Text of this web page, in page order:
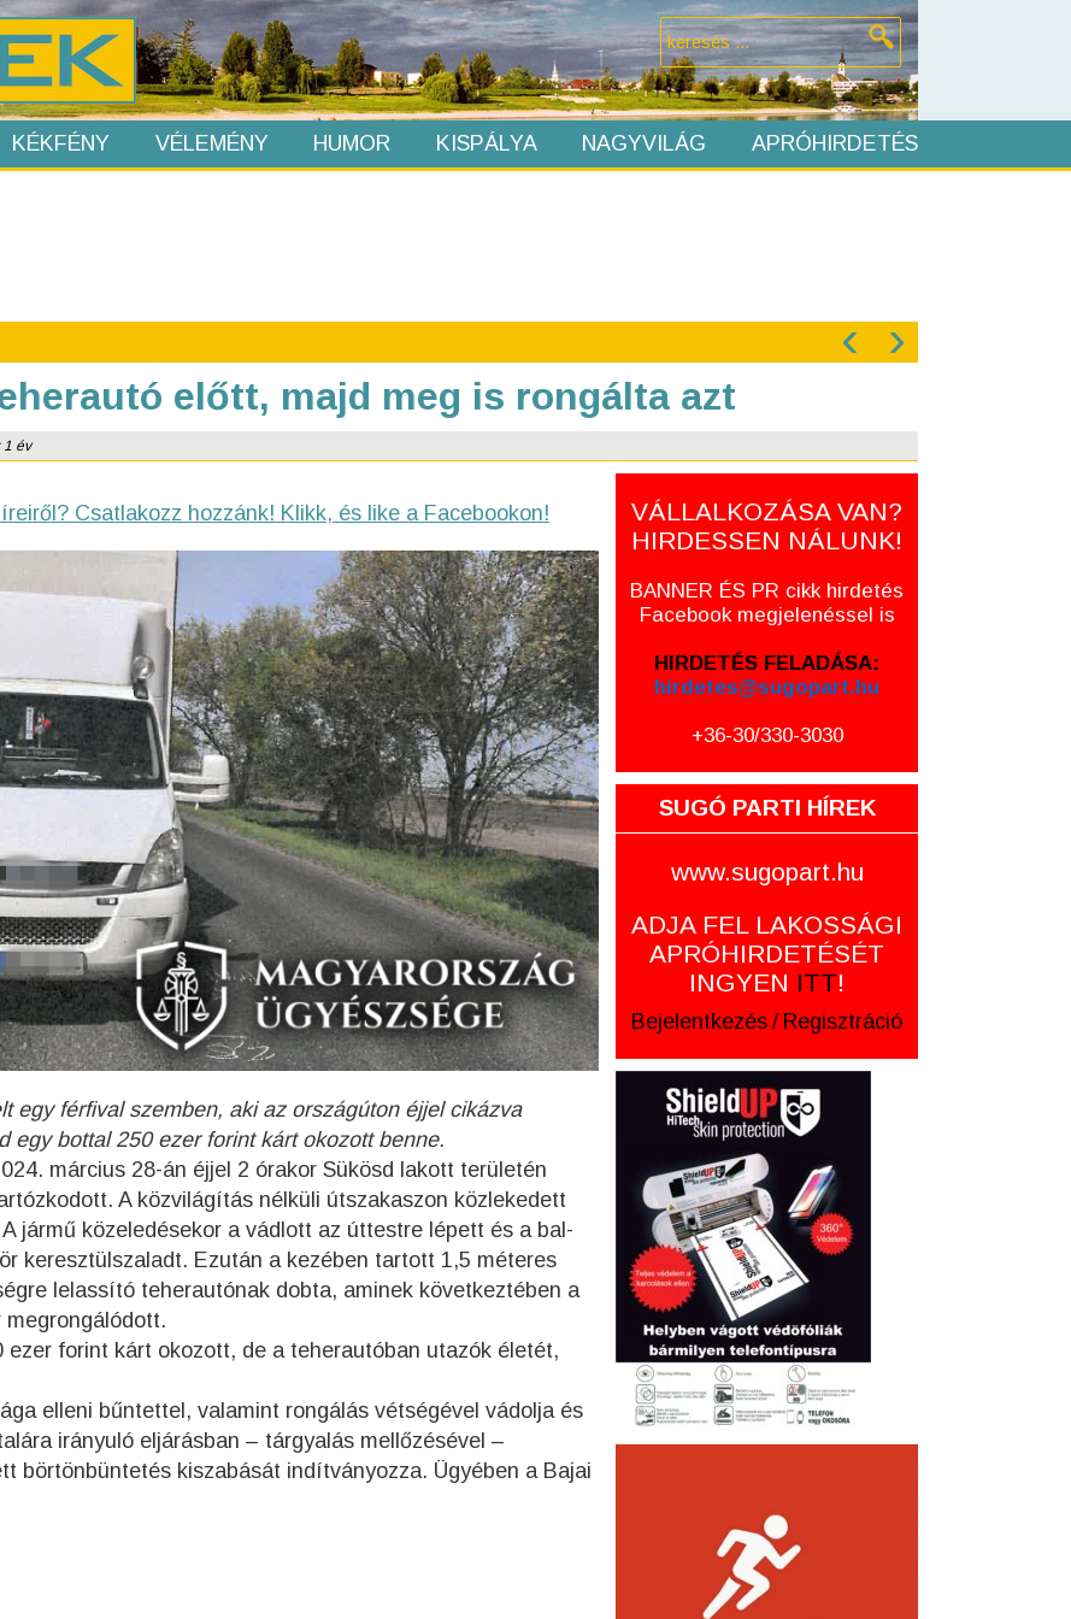
KÉKFÉNY VÉLEMÉNY HUMOR KISPÁLYA NAGYVILÁG APRÓHIRDETÉS
‹ ›
előtt, majd meg is rongálta azt
1 év
Csatlakozz hozzánk! Klikk, és like a Facebookon!
egy férfival szemben, aki az országúton éjjel cikázva
egy bottal 250 ezer forint kárt okozott benne.
március 28-án éjjel 2 órakor Sükösd lakott területén
A közvilágítás nélküli útszakaszon közlekedett
jármű közeledésekor a vádlott az úttestre lépett és a bal-
keresztülszaladt. Ezután a kezében tartott 1,5 méteres
lelassító teherautónak dobta, aminek következtében a
megrongálódott.
forint kárt okozott, de a teherautóban utazók életét,
elleni bűntettel, valamint rongálás vétségével vádolja és
irányuló eljárásban – tárgyalás mellőzésével –
börtönbüntetés kiszabását indítványozza. Ügyében a Bajai
VÁLLALKOZÁSA VAN?
HIRDESSEN NÁLUNK!
BANNER ÉS PR cikk hirdetés
Facebook megjelenéssel is
HIRDETÉS FELADÁSA:
hirdetes@sugopart.hu
+36-30/330-3030
SUGÓ PARTI HÍREK
www.sugopart.hu
ADJA FEL LAKOSSÁGI
APRÓHIRDETÉSÉT
INGYEN ITT!
Bejelentkezés / Regisztráció